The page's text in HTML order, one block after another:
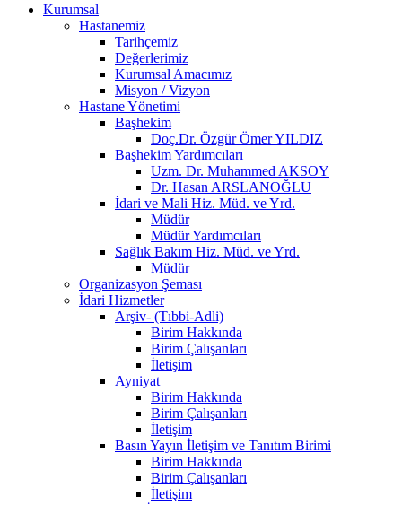
Kurumsal
Hastanemiz
Tarihçemiz
Değerlerimiz
Kurumsal Amacımız
Misyon / Vizyon
Hastane Yönetimi
Başhekim
Doç.Dr. Özgür Ömer YILDIZ
Başhekim Yardımcıları
Uzm. Dr. Muhammed AKSOY
Dr. Hasan ARSLANOĞLU
İdari ve Mali Hiz. Müd. ve Yrd.
Müdür
Müdür Yardımcıları
Sağlık Bakım Hiz. Müd. ve Yrd.
Müdür
Organizasyon Şeması
İdari Hizmetler
Arşiv- (Tıbbi-Adli)
Birim Hakkında
Birim Çalışanları
İletişim
Ayniyat
Birim Hakkında
Birim Çalışanları
İletişim
Basın Yayın İletişim ve Tanıtım Birimi
Birim Hakkında
Birim Çalışanları
İletişim